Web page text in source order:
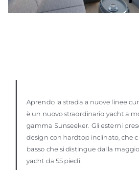
Aprendo la strada a nuove linee
è un nuovo straordinario yacht a
gamma Sunseeker. Gli esterni
design con hardtop inclinato, che
basso che si distingue dalla
yacht da 55 piedi.